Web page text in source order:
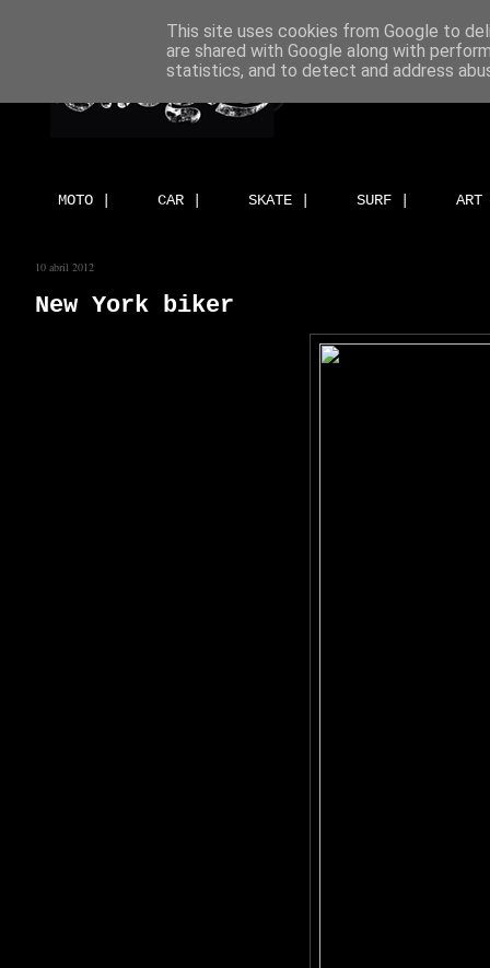
MOTO | CAR | SKATE | SURF |
10 abril 2012
New York biker
This site uses cookies from Google to
are shared with Google along with
statistics, and to detect and address